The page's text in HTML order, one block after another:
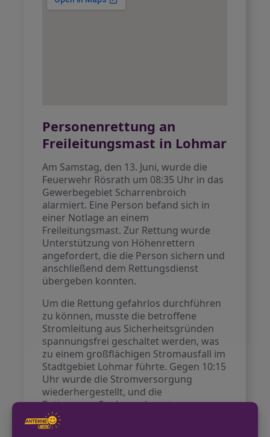
Personenrettung an
Freileitungsmast in Lohmar
Am Samstag, den 13. Juni, wurde die
Feuerwehr Rösrath um 08:35 Uhr in das
Gewerbegebiet Scharrenbroich
alarmiert. Eine Person befand sich in
einer Notlage an einem
Freileitungsmast. Zur Rettung wurde
Unterstützung von Höhenrettern
angefordert, die die Person sichern und
anschließend dem Rettungsdienst
übergeben konnten.
Um die Rettung gefahrlos durchführen
zu können, musste die betroffene
Stromleitung aus Sicherheitsgründen
spannungsfrei geschaltet werden, was
zu einem großflächigen Stromausfall im
Stadtgebiet Lohmar führte. Gegen 10:15
Uhr wurde die Stromversorgung
wiederhergestellt, und die
Rettungsmaßnahmen konnten
erfolgreich abgeschlossen werden. An
dem Einsatz waren insgesamt rund 30